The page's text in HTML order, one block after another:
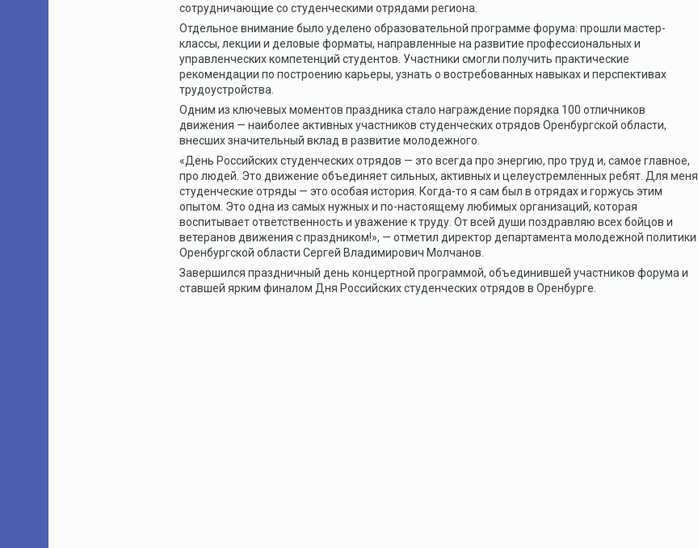
сотрудничающие со студенческими отрядами региона.
Отдельное внимание было уделено образовательной программе форума: прошли мастер-
классы, лекции и деловые форматы, направленные на развитие профессиональных и
управленческих компетенций студентов. Участники смогли получить практические
рекомендации по построению карьеры, узнать о востребованных навыках и перспективах
трудоустройства.
Одним из ключевых моментов праздника стало награждение порядка 100 отличников
движения — наиболее активных участников студенческих отрядов Оренбургской области,
внесших значительный вклад в развитие молодежного.
«День Российских студенческих отрядов — это всегда про энергию, про труд и, самое главное,
про людей. Это движение объединяет сильных, активных и целеустремлённых ребят. Для меня
студенческие отряды — это особая история. Когда-то я сам был в отрядах и горжусь этим
опытом. Это одна из самых нужных и по-настоящему любимых организаций, которая
воспитывает ответственность и уважение к труду. От всей души поздравляю всех бойцов и
ветеранов движения с праздником!», — отметил директор департамента молодежной политики
Оренбургской области Сергей Владимирович Молчанов.
Завершился праздничный день концертной программой, объединившей участников форума и
ставшей ярким финалом Дня Российских студенческих отрядов в Оренбурге.